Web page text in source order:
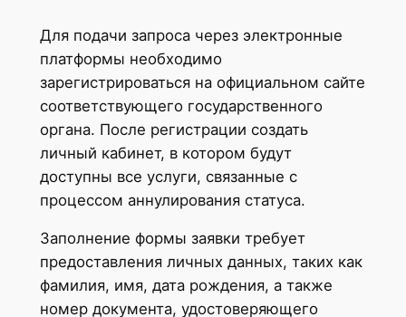
Для подачи запроса через электронные
платформы необходимо
зарегистрироваться на официальном сайте
соответствующего государственного
органа. После регистрации создать
личный кабинет, в котором будут
доступны все услуги, связанные с
процессом аннулирования статуса.
Заполнение формы заявки требует
предоставления личных данных, таких как
фамилия, имя, дата рождения, а также
номер документа, удостоверяющего